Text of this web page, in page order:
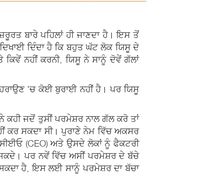
ਬਾਰੇ ਪਹਿਲਾਂ ਹੀ ਜਾਣਦਾ ਹੈ। ਇਸ ਤੋਂ
ਦਿੰਦਾ ਹੈ ਕਿ ਬਹੁਤ ਘੱਟ ਲੋਕ ਯਿਸੂ ਦੇ
ਨਹੀਂ ਕਰਨੀ, ਯਿਸੂ ਨੇ ਸਾਨੂੰ ਦੋਵੇਂ ਗੱਲਾਂ
'ਚ ਕੋਈ ਬੁਰਾਈ ਨਹੀਂ ਹੈ। ਪਰ ਯਿਸੂ
ਕਹੀ ਜਦੋਂ ਤੁਸੀਂ ਪਰਮੇਸ਼ਰ ਨਾਲ ਗੱਲ ਕਰੋ ਤਾਂ
ਕਰ ਸਕਦਾ ਸੀ। ਪੁਰਾਣੇ ਨੇਮ ਵਿੱਚ ਅਕਸਰ
(CEO) ਅਤੇ ਉਸਦੇ ਲੋਕਾਂ ਨੂੰ ਫੈਕਟਰੀ
ਪਰ ਨਵੇਂ ਵਿੱਚ ਅਸੀਂ ਪਰਮੇਸ਼ਰ ਦੇ ਬੱਚੇ
ਹੈ, ਇਸ ਲਈ ਸਾਨੂੰ ਪਰਮੇਸ਼ਰ ਦਾ ਬੱਚਾ